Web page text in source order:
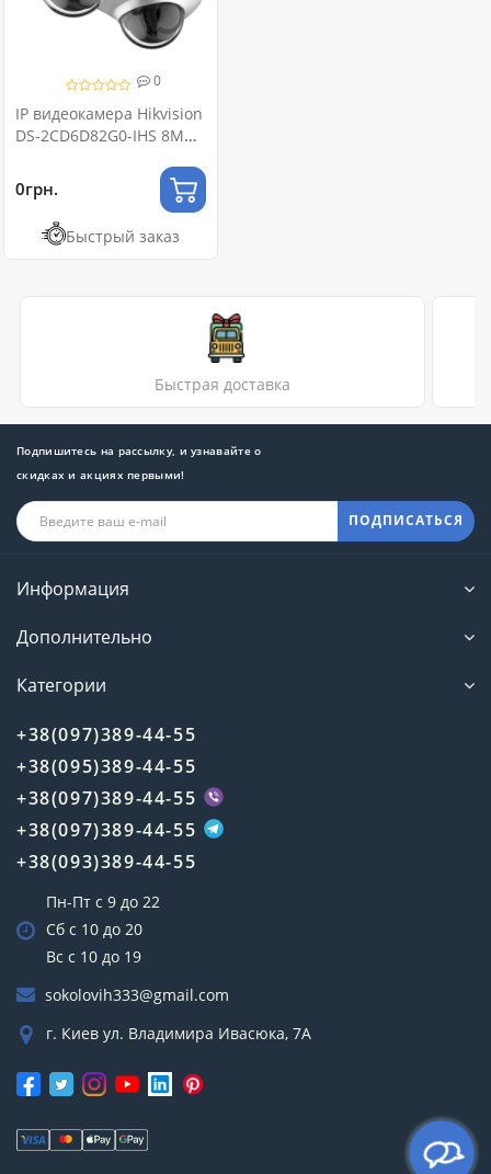
0
IP видеокамера Hikvision
DS-2CD6D82G0-IHS 8МП
0грн.
Быстрый заказ
Быстрая доставка
Подпишитесь на рассылку, и узнавайте о
скидках и акциях первыми!
ПОДПИСАТЬСЯ
Информация
Дополнительно
Категории
+38(097)389-44-55
+38(095)389-44-55
+38(097)389-44-55
+38(097)389-44-55
+38(093)389-44-55
Пн-Пт с 9 до 22
Сб с 10 до 20
Вс с 10 до 19
sokolovih333@gmail.com
г. Киев ул. Владимира Ивасюка, 7А